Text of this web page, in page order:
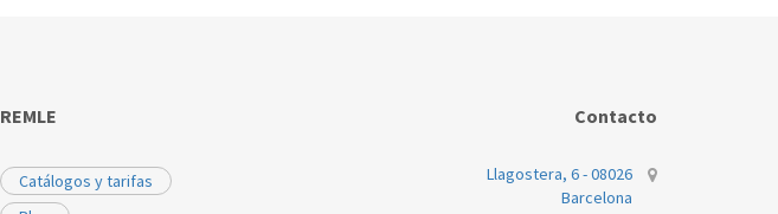
REMLE
Catálogos y tarifas
Contacto
Llagostera, 6 - 08026
Barcelona